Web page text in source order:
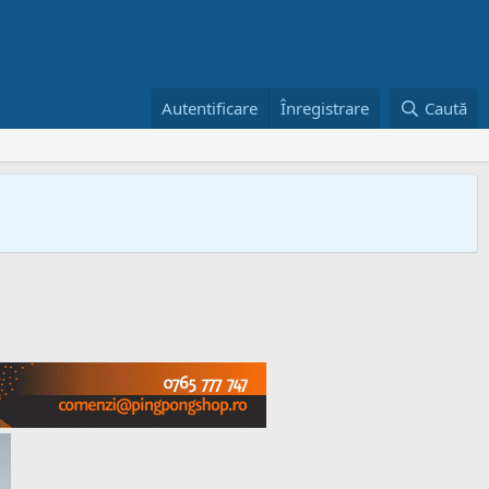
Autentificare Înregistrare Caută